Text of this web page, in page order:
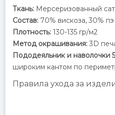
Ткань:Мерсеризованный
Состав:70% вискоза, 30% пэ
Плотность:130-135 гр/м2
Метод окрашивания:3D
Пододеяльник и наволочки
широким кантом по
Правила ухода за